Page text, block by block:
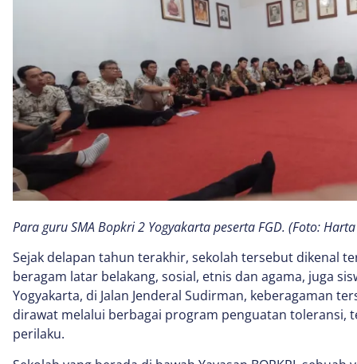
Para guru SMA Bopkri 2 Yogyakarta peserta FGD. (Foto:
Sejak delapan tahun terakhir, sekolah tersebut dikenal
beragam latar belakang, sosial, etnis dan agama, juga
Yogyakarta, di Jalan Jenderal Sudirman, keberagaman
dirawat melalui berbagai program penguatan toleransi,
perilaku.